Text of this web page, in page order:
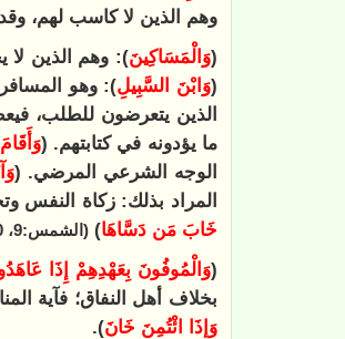
وهم الذين لا كاسب لهم،
(وَالْمَسَاكِينَ): وهم الذين لا
(وَابْنَ السَّبِيلِ): وهو
الذين يتعرضون للطلب،
ما يؤدونه في كتابتهم. (
الوجه الشرعي المرضي. (
المراد بذلك: زكاة النفس
خَابَ مَن دَسَّاهَا) (الشمس:9، 10)
(وَالْمُوفُونَ بِعَهْدِهِمْ إِذَا
بخلاف أهل النفاق؛ فآية
‌وَإِذَا ‌ائْتُمِنَ ‌خَانَ).